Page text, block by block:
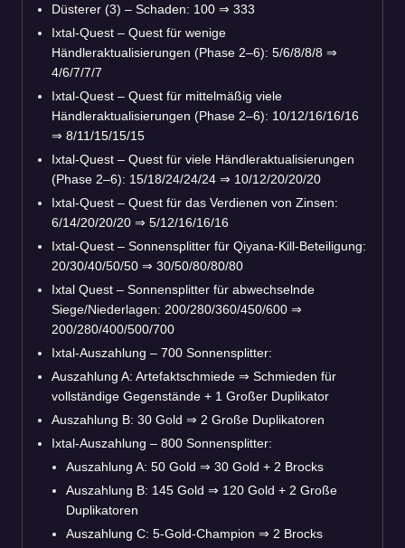
Düsterer (3) – Schaden: 100 ⇒ 333
Ixtal-Quest – Quest für wenige
Händleraktualisierungen (Phase 2–6): 5/6/8/8/8 ⇒
4/6/7/7/7
Ixtal-Quest – Quest für mittelmäßig viele
Händleraktualisierungen (Phase 2–6): 10/12/16/16/16
⇒ 8/11/15/15/15
Ixtal-Quest – Quest für viele Händleraktualisierungen
(Phase 2–6): 15/18/24/24/24 ⇒ 10/12/20/20/20
Ixtal-Quest – Quest für das Verdienen von Zinsen:
6/14/20/20/20 ⇒ 5/12/16/16/16
Ixtal-Quest – Sonnensplitter für Qiyana-Kill-Beteiligung:
20/30/40/50/50 ⇒ 30/50/80/80/80
Ixtal Quest – Sonnensplitter für abwechselnde
Siege/Niederlagen: 200/280/360/450/600 ⇒
200/280/400/500/700
Ixtal-Auszahlung – 700 Sonnensplitter:
Auszahlung A: Artefaktschmiede ⇒ Schmieden für
vollständige Gegenstände + 1 Großer Duplikator
Auszahlung B: 30 Gold ⇒ 2 Große Duplikatoren
Ixtal-Auszahlung – 800 Sonnensplitter:
Auszahlung A: 50 Gold ⇒ 30 Gold + 2 Brocks
Auszahlung B: 145 Gold ⇒ 120 Gold + 2 Große
Duplikatoren
Auszahlung C: 5-Gold-Champion ⇒ 2 Brocks